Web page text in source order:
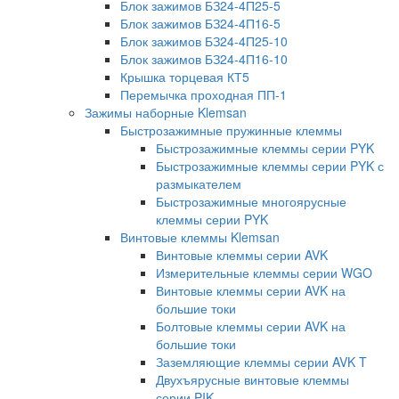
Блок зажимов БЗ24-4П25-5
Блок зажимов БЗ24-4П16-5
Блок зажимов БЗ24-4П25-10
Блок зажимов БЗ24-4П16-10
Крышка торцевая КТ5
Перемычка проходная ПП-1
Зажимы наборные Klemsan
Быстрозажимные пружинные клеммы
Быстрозажимные клеммы серии PYK
Быстрозажимные клеммы серии PYK с
размыкателем
Быстрозажимные многоярусные
клеммы серии PYK
Винтовые клеммы Klemsan
Винтовые клеммы серии AVK
Измерительные клеммы серии WGO
Винтовые клеммы серии AVK на
большие токи
Болтовые клеммы серии AVK на
большие токи
Заземляющие клеммы серии AVK T
Двухъярусные винтовые клеммы